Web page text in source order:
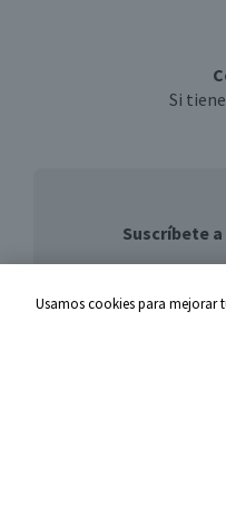
Si
Suscríbete
Usamos cookies para mejorar